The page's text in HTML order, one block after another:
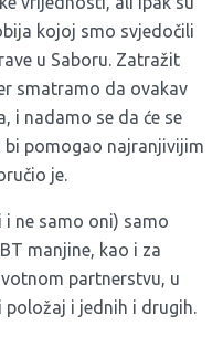
kojoj smo svjedočili
u Saboru. Zatražit
smatramo da ovakav
i nadamo se da će se
pomogao najranjivijim
je.
i ne samo oni) samo
manjine, kao i za
partnerstvu, u
položaj i jednih i drugih.